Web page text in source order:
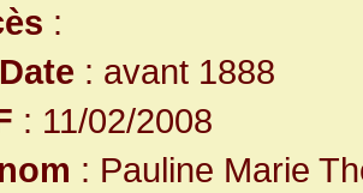
:
Date : avant 1888
: 11/02/2008
: Pauline Marie